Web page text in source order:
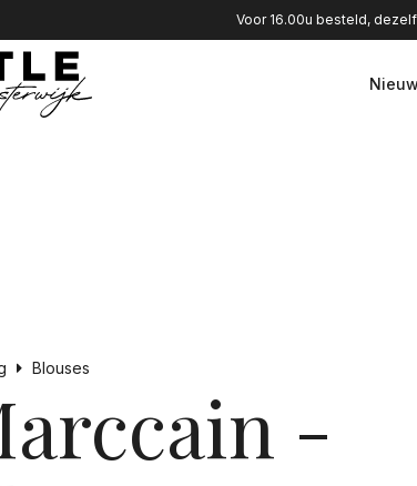
Voor 16.00u besteld,
Nieuw
Blouses
-